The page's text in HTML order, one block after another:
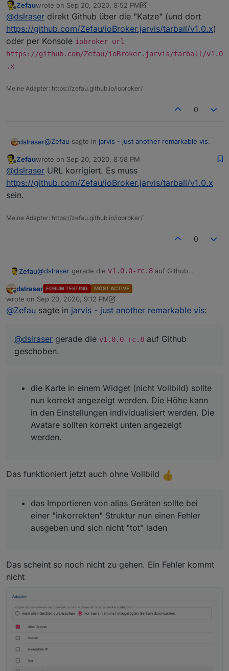
gerade die v1.0.0-rc.8 auf Github geschoben.
wirklich ?
ich kann die noch nicht installieren...?
Offline
Zefauwrote on Sep 20, 2020, 8:52 PM
last edited by ZefauSep 20, 2020, 10:58 PM
@dslraser direkt Github über die "Katze" (und dort
https://github.com/Zefau/ioBroker.jarvis/tarball/v1.0.x)
oder per Konsole iobroker url
https://github.com/Zefau/ioBroker.jarvis/tarball/v1.0
.x
Meine Adapter: https://zefau.github.io/iobroker/
0
dslraser@Zefau sagte in jarvis - just another remarkable vis:
gerade die v1.0.0-rc.8 auf Github geschoben.
Offline
Zefauwrote on Sep 20, 2020, 8:58 PM
last edited by
@dslraser URL korrigiert. Es muss
https://github.com/Zefau/ioBroker.jarvis/tarball/v1.0.x
sein.
Meine Adapter: https://zefau.github.io/iobroker/
0
Zefau@dslraser gerade die v1.0.0-rc.8 auf Github
beim Hinzufügen von Geräten zu der Karte, sollte
nun ein Fehler erscheinen, wenn der Datenpunkt
positionfehlt.
Einstellungen individualisiert werden. Die Avatare
sollten korrekt unten angezeigt werden.
Könntest du die drei Punkte testen und bestätigen?
Danke dir!
Offline
dslraser FORUM TESTING MOST ACTIVE
wrote on Sep 20, 2020, 9:12 PM
last edited by dslraserSep 20, 2020, 11:14 PM
@Zefau sagte in jarvis - just another remarkable vis:
@dslraser gerade die v1.0.0-rc.8 auf Github
geschoben.
die Karte in einem Widget (nicht Vollbild) sollte
nun korrekt angezeigt werden. Die Höhe kann
in den Einstellungen individualisiert werden. Die
Avatare sollten korrekt unten angezeigt
werden.
Das funktioniert jetzt auch ohne Vollbild
das Importieren von alias Geräten sollte bei
einer "inkorrekten" Struktur nun einen Fehler
ausgeben und sich nicht "tot" laden
Das scheint so noch nicht zu gehen. Ein Fehler kommt
nicht